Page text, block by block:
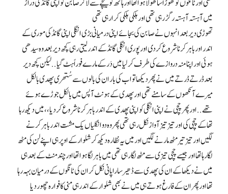
تھی اور ٹانگوں کو تھوڑا سا کھولا ہوا تھا اور ہاتھ کو نیچے سے لا کر صابن کو اپنی گانڈ کی دراڑ
میں آہستہ آہستہ رگڑ رہی تھی اور ہلکی ہلکی کرا رہی تھی
تھوڑی دیر بعد انہوں نے صابن کی بجائے اپنی درمیانی بڑی انگلی اپنی گانڈ کی موری کے
اندر اور باہر کرنا شروع کر دی اور پوری انگلی گانڈ کے اندر لیتی رہی کچھ دیر بعد وہ سیدھی
ہوئی اور اپنا منہ دروازے کی طرف کر لیا میں دَر کے مارے فوراً ہٹ گیا . . لیکن کچھ دیر
بعد ڈرتے ڈرتے میں نے پِھر دیکھا تو اب کی بار ان کی بالوں سے سُتھری پھدی بالکل
میرے آنکھوں کے سامنے تھی اور پھدی کے ہونٹ آپس میں بالکل جوڑے ہوئے
تھے . . اور پِھر چچی نے اپنی انگلی کو اپنی پھدی کے اندر باہر کرنا شروع کر دیا ، ، میں دیکھ رہا
تھا کے چچی کی اور تیز تیز آواز نکل رہی تھی پِھر وہ دو انگلیاں یک مشت اندر باہر کرنے
لگیں اور تیز تیر مٹھ مارنے لگیں اور میں یہ نظارہ دیکھ کر شلوار کے اوپر ہی اپنے لن کی مٹھ
لگا رہا تھا اور جیسے چچی تیزی سے مٹھ لگا رہی تھی میں باہر لگا ہوا تھا اور چند منٹ کے بعد ہی
میں نے دیکھا کے ان کی پھدی سے ڈھیر سارا پانی نکل کر ان کی ٹانگوں کے درمیان بہہ رہا
تھا اور پِھر ان کے فارغ ہوتے ہی میں نے بھی شلوار کے اندر ہی منی کا فوارہ چھو ر دیا